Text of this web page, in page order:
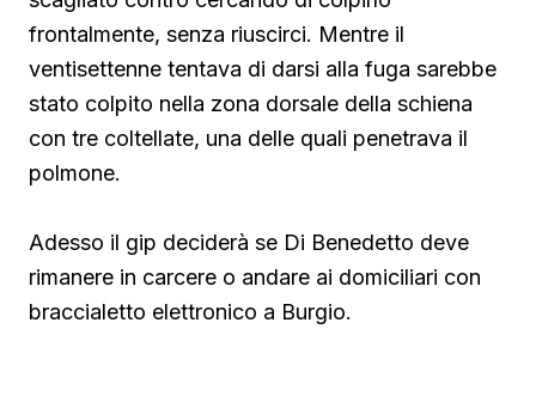
frontalmente, senza riuscirci. Mentre il
ventisettenne tentava di darsi alla fuga sarebbe
stato colpito nella zona dorsale della schiena
con tre coltellate, una delle quali penetrava il
polmone.
Adesso il gip deciderà se Di Benedetto deve
rimanere in carcere o andare ai domiciliari con
braccialetto elettronico a Burgio.